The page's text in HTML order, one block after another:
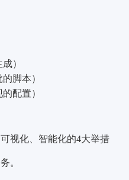
）
脚本）
配置）
视化、智能化的4大举措
。